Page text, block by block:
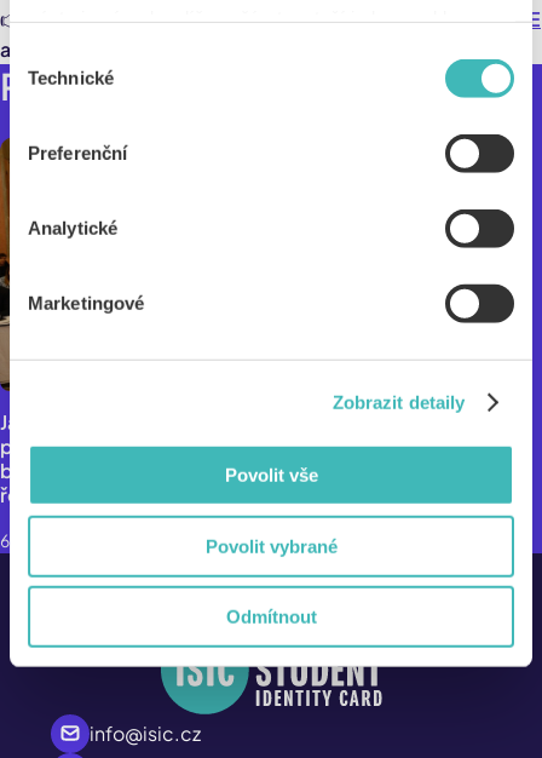
v sekci „Detaily“. Svoji volbu můžeš kdykoliv změnit v
„Nastavení cookies“ (ikonka v zápatí webu). Vše o tom,
Výběr
souhlasu
Technické
Preferenční
Analytické
Marketingové
Zobrazit detaily
Povolit vše
Povolit vybrané
Odmítnout
👉Chceš si tuhle studentskou výhodu aktivovat? KlikniZDE
a začni poslouchat i sledovat hned teď!
Přečtěte si více
Jak se povedla reforma rámcových vzdělávacích
programů a jak se dá kreativně učit za pomoci AI? To
byla témata druhého ročníku konference pro
ředitele škol Alive Forum
6.11.2025
info@isic.cz